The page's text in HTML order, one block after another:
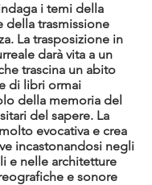
i temi della
della trasmissione
La trasposizione in
darà vita a un
trascina un abito
di libri ormai
della memoria del
del sapere. La
evocativa e crea
incastonandosi negli
e nelle architetture
e sonore